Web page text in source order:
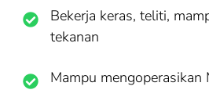
Bekerja keras, teliti,
tekanan
Mampu mengoperasikan